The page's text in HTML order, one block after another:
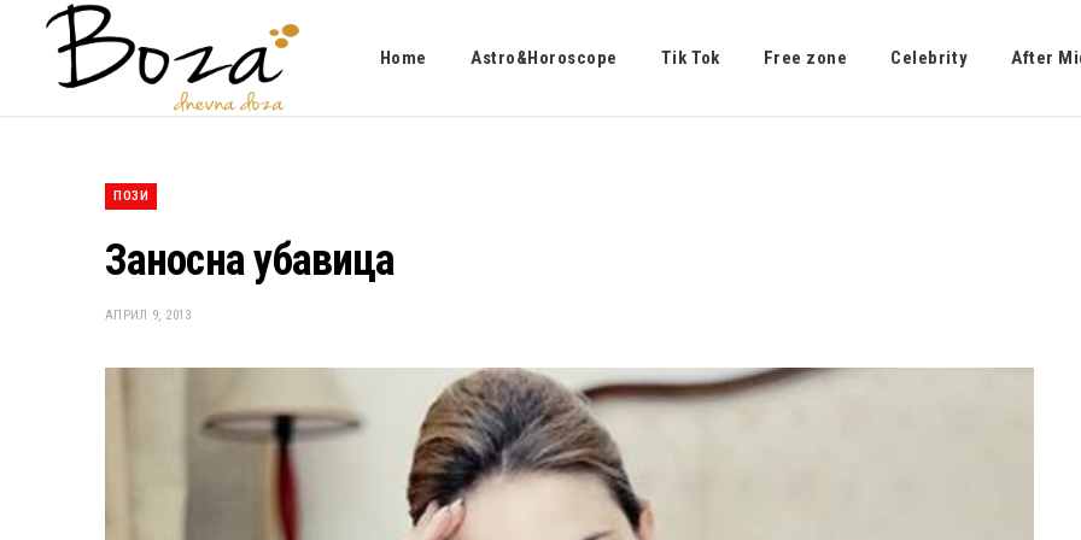
Home Astro&Horoscope Tik Tok Free zone Celebrity After
ПОЗИ
Заносна убавица
АПРИЛ 9, 2013